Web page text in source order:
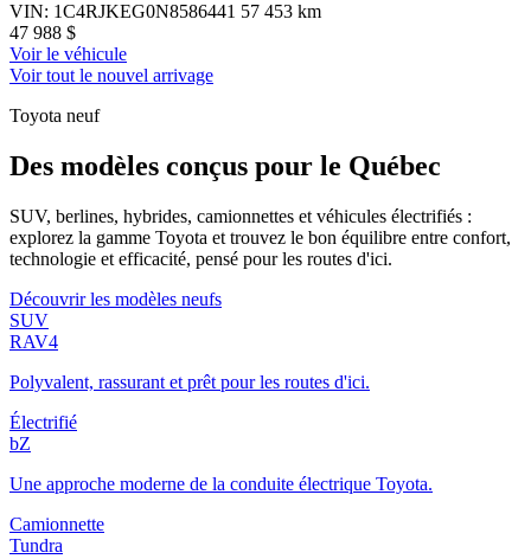
VIN: 1C4RJKEG0N8586441 57 453 km
47 988 $
Voir le véhicule
Voir tout le nouvel arrivage
Toyota neuf
Des modèles conçus pour le Québec
SUV, berlines, hybrides, camionnettes et véhicules électrifiés :
explorez la gamme Toyota et trouvez le bon équilibre entre confort,
technologie et efficacité, pensé pour les routes d'ici.
Découvrir les modèles neufs
SUV
RAV4
Polyvalent, rassurant et prêt pour les routes d'ici.
Électrifié
bZ
Une approche moderne de la conduite électrique Toyota.
Camionnette
Tundra